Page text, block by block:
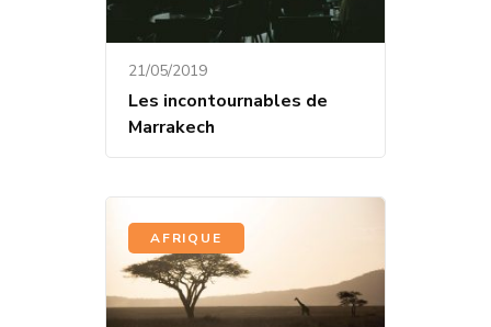
21/05/2019
Les incontournables de
Marrakech
AFRIQUE